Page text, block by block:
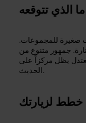
ما الذي تتوقعه
صغيرة للمجموعات.
جمهور متنوع من
يظل مركزاً على
الحديث.
خطط لزيارتك